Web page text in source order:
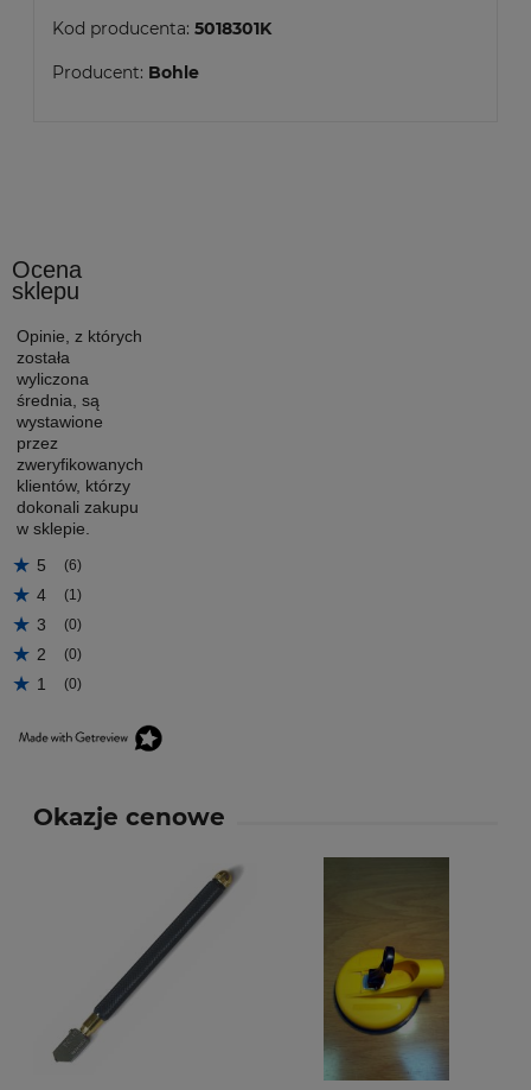
Kod producenta: 5018301K
Producent: Bohle
Ocena
sklepu
Opinie, z których
została
wyliczona
średnia, są
wystawione
przez
zweryfikowanych
klientów, którzy
dokonali zakupu
w sklepie.
5
(6)
4 (1)
3 (0)
2 (0)
1 (0)
Okazje cenowe